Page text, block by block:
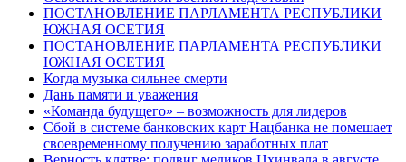
ПОСТАНОВЛЕНИЕ ПАРЛАМЕНТА РЕСПУБЛИКИ
ЮЖНАЯ ОСЕТИЯ
ПОСТАНОВЛЕНИЕ ПАРЛАМЕНТА РЕСПУБЛИКИ
ЮЖНАЯ ОСЕТИЯ
Когда музыка сильнее смерти
Дань памяти и уважения
«Команда будущего» – возможность для лидеров
Сбой в системе банковских карт Нацбанка не помешает
своевременному получению заработных плат